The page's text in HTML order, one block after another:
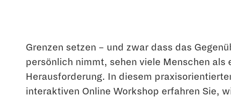
Grenzen setzen – und zwar dass das
persönlich nimmt, sehen viele Menschen als
Herausforderung. In diesem
interaktiven Online Workshop erfahren Sie,